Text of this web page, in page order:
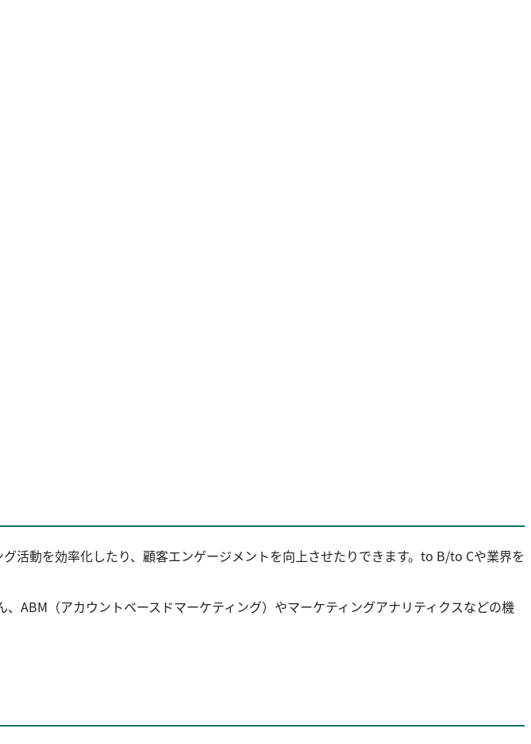
動を効率化したり、顧客エンゲージメントを向上させたりできます。to B/to Cや業界を
ABM（アカウントベースドマーケティング）やマーケティングアナリティクスなどの機